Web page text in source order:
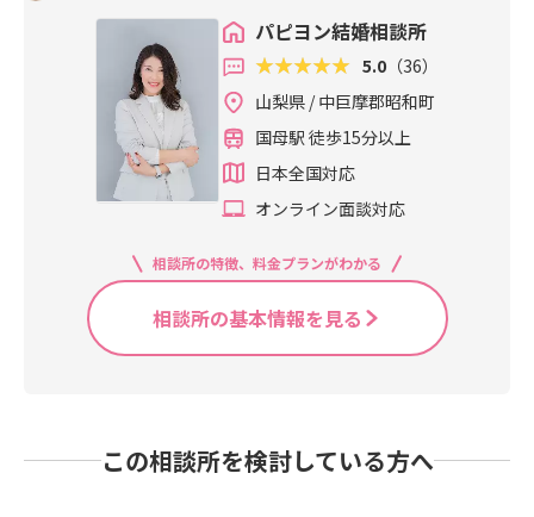
パピヨン結婚相談所
5.0 （36）
山梨県 / 中巨摩郡昭和町
国母駅 徒歩15分以上
日本全国対応
オンライン面談対応
相談所の特徴、料金プランがわかる
相談所の基本情報を見る
この相談所を検討している方へ